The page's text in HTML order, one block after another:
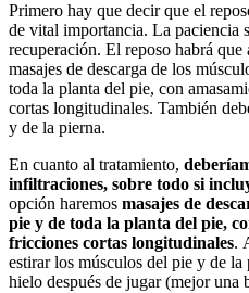
Primero hay que decir que el
de vital importancia. La paciencia
recuperación. El reposo habrá
masajes de descarga de los
toda la planta del pie, con
cortas longitudinales. También
y de la pierna.
En cuanto al tratamiento,
infiltraciones, sobre todo si
opción haremos masajes de
pie y de toda la planta del pie,
fricciones cortas longitudinales.
estirar los músculos del pie y de
hielo después de jugar (mejor una